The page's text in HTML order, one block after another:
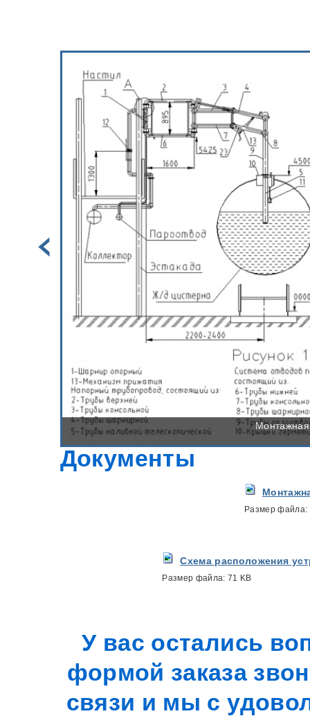
Документы
Размер файла:
Схема расположения
Размер файла: 71 KB
У вас остались
формой заказа
связи и мы с